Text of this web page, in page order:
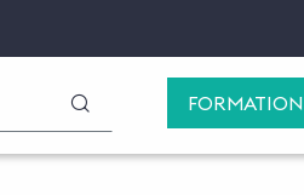
LANCER LA RECHERCHE
FORMATION